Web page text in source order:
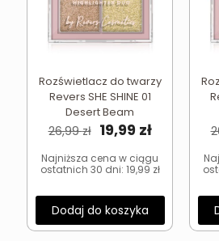
Rozświetlacz do twarzy
Revers SHE SHINE 01
Desert Beam
26,99zł Pierwotna
wynosiła:
26,99 zł.
19,99 złAktualna
wynosi:
19,99 zł.
Najniższa cena w ciągu
ostatnich 30 dni: 19,99 zł
Dodaj do koszyka